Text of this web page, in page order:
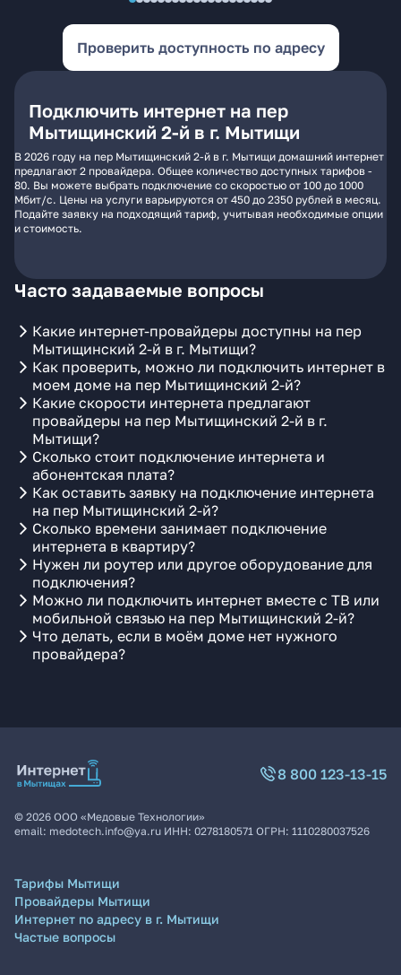
Проверить доступность по адресу
Подключить интернет на пер
Мытищинский 2-й в г. Мытищи
В 2026 году на пер Мытищинский 2-й в г. Мытищи домашний интернет
предлагают 2 провайдера. Общее количество доступных тарифов -
80. Вы можете выбрать подключение со скоростью от 100 до 1000
Мбит/с. Цены на услуги варьируются от 450 до 2350 рублей в месяц.
Подайте заявку на подходящий тариф, учитывая необходимые опции
и стоимость.
Часто задаваемые вопросы
Какие интернет-провайдеры доступны на пер
Мытищинский 2-й в г. Мытищи?
Как проверить, можно ли подключить интернет в
моем доме на пер Мытищинский 2-й?
Какие скорости интернета предлагают
провайдеры на пер Мытищинский 2-й в г.
Мытищи?
Сколько стоит подключение интернета и
абонентская плата?
Как оставить заявку на подключение интернета
на пер Мытищинский 2-й?
Сколько времени занимает подключение
интернета в квартиру?
Нужен ли роутер или другое оборудование для
подключения?
Можно ли подключить интернет вместе с ТВ или
мобильной связью на пер Мытищинский 2-й?
Что делать, если в моём доме нет нужного
провайдера?
8 800 123-13-15
© 2026 ООО «Медовые Технологии»
email: medotech.info@ya.ru ИНН: 0278180571 ОГРН: 1110280037526
Тарифы Мытищи
Провайдеры Мытищи
Интернет по адресу в г. Мытищи
Частые вопросы